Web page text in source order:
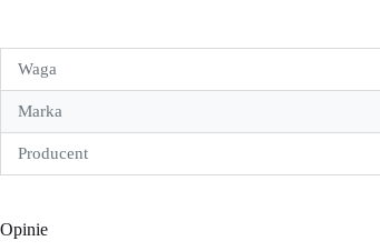
Waga
Marka
Producent
Opinie